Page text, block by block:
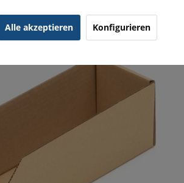
(1)5.00/5.00
Alle akzeptieren Konfigurieren